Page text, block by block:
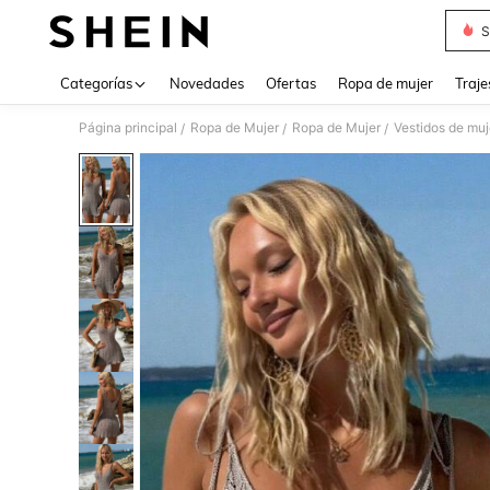
Categorías Novedades Ofertas Ropa de mujer
Página principal / Ropa de Mujer / Ropa de Mujer / Vestidos de